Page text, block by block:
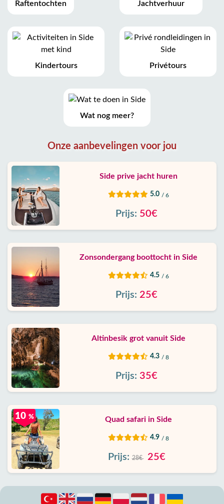
Raftentochten Jachtverhuur
Kindertours Privétours
Wat nog meer?
Onze aanbevelingen voor jou
Side prive jacht huren
5.0 / 6
Prijs: 50€
Zonsondergang boottocht in Side
4.5 / 6
Prijs: 25€
Altinbesik grot vanuit Side
4.3 / 8
Prijs: 35€
10 % Quad safari in Side
4.9 / 8
Prijs: 28€ 25€